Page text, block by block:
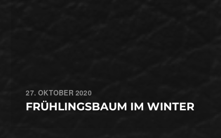
27. OKTOBER 2020
FRÜHLINGSBAUM IM WINTER